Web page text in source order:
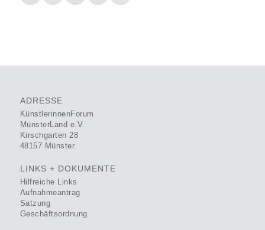
ADRESSE
KünstlerinnenForum
MünsterLand e.V.
Kirschgarten 28
48157 Münster
LINKS + DOKUMENTE
Hilfreiche Links
Aufnahmeantrag
Satzung
Geschäftsordnung